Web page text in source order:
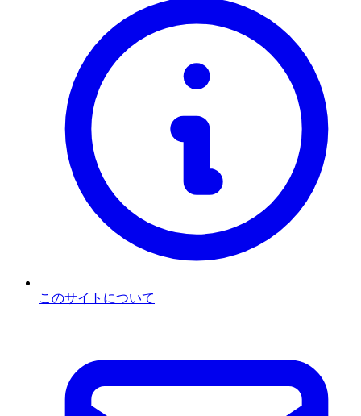
このサイトについて